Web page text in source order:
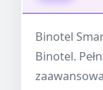
Binotel
Binotel.